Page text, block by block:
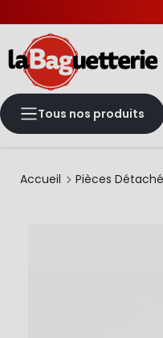
Tous nos produits
Accueil Pièces